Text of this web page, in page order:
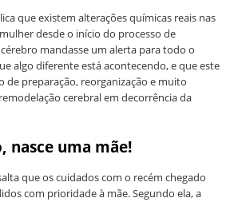
que existem alterações químicas reais nas
desde o início do processo de
cérebro mandasse um alerta para todo o
algo diferente está acontecendo, e que este
preparação, reorganização e muito
cerebral em decorrência da
nasce uma mãe!
que os cuidados com o recém chegado
com prioridade à mãe. Segundo ela, a